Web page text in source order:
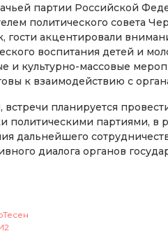
партии Российской
политического совета
гости акцентировали
воспитания детей и
и культурно-массовые
к взаимодействию с
планируется
политическими партиями, в
дальнейшего
диалога органов